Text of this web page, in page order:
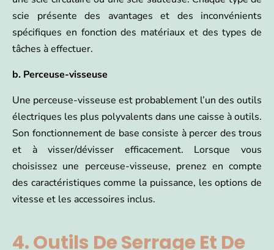
scie présente des avantages et des inconvénients
spécifiques en fonction des matériaux et des types de
tâches à effectuer.
b. Perceuse-visseuse
Une perceuse-visseuse est probablement l’un des outils
électriques les plus polyvalents dans une caisse à outils.
Son fonctionnement de base consiste à percer des trous
et à visser/dévisser efficacement. Lorsque vous
choisissez une perceuse-visseuse, prenez en compte
des caractéristiques comme la puissance, les options de
vitesse et les accessoires inclus.
4. Outils De Serrage Et De